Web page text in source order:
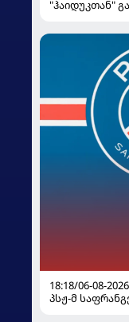
"ჰაიდუკთან"
18:18/06-08-2026
პსჟ-მ